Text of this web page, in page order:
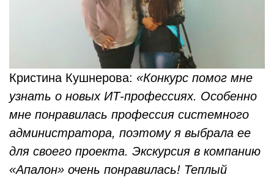
Кристина Кушнерова: «Конкурс помог мне
узнать о новых ИТ-профессиях. Особенно
мне понравилась профессия системного
администратора, поэтому я выбрала ее
для своего проекта. Экскурсия в компанию
«Апалон» очень понравилась! Теплый